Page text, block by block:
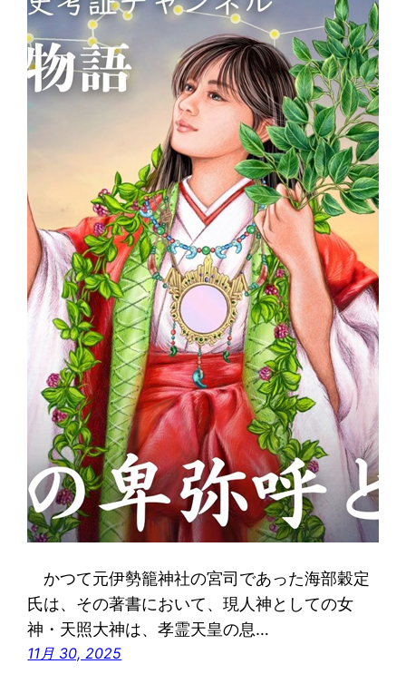
かつて元伊勢籠神社の宮司であった海部穀定
氏は、その著書において、現人神としての女
神・天照大神は、孝霊天皇の息…
11月 30, 2025